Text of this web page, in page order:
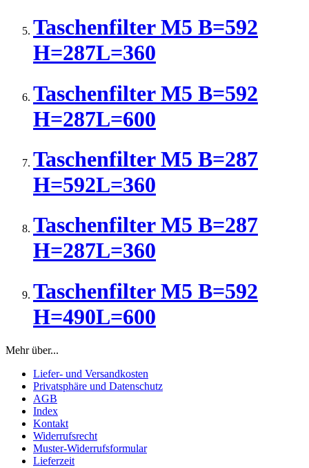
Taschenfilter M5 B=592
H=287L=360
Taschenfilter M5 B=592
H=287L=600
Taschenfilter M5 B=287
H=592L=360
Taschenfilter M5 B=287
H=287L=360
Taschenfilter M5 B=592
H=490L=600
Mehr über...
Liefer- und Versandkosten
Privatsphäre und Datenschutz
AGB
Index
Kontakt
Widerrufsrecht
Muster-Widerrufsformular
Lieferzeit